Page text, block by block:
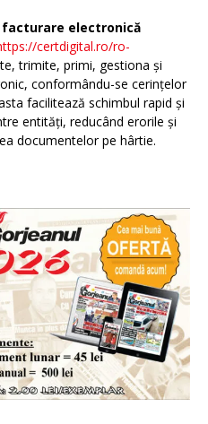
electronică
certdigital.ro/ro-
trimite, primi, gestiona și
conformându-se cerințelor
facilitează schimbul rapid și
entități, reducând erorile și
documentelor pe hârtie.